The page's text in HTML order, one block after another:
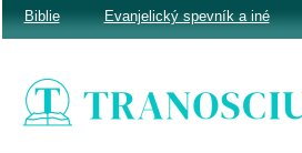
Biblie Evanjelický spevník a iné